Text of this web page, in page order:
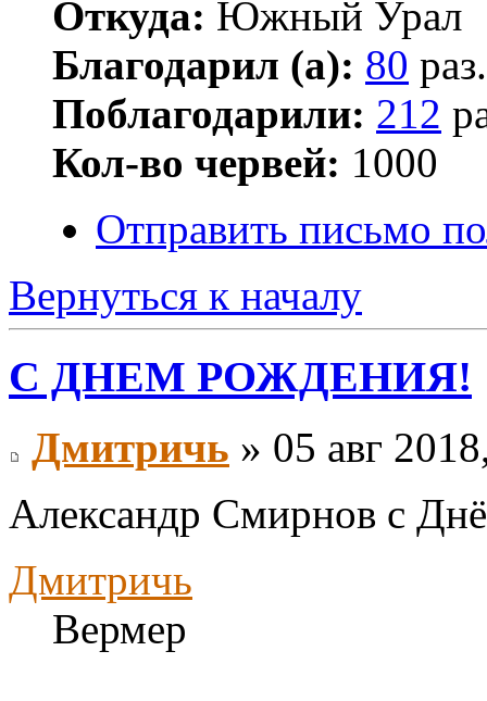
Откуда: Южный Урал
Благодарил (а): 80 раз.
Поблагодарили: 212
Кол-во червей: 1000
Отправить письмо
Вернуться к началу
С ДНЕМ РОЖДЕНИЯ!
Дмитричь » 05 авг
Александр Смирнов с
Дмитричь
Вермер